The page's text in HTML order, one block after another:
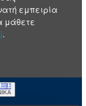
εμπειρία
μάθετε
.